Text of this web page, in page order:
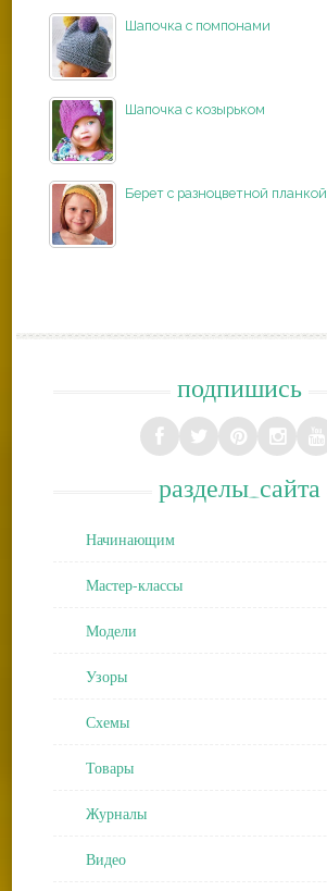
Шапочка с помпонами
Шапочка с козырьком
Берет с разноцветной планкой
подпишись
разделы_сайта
Начинающим
Мастер-классы
Модели
Узоры
Схемы
Товары
Журналы
Видео